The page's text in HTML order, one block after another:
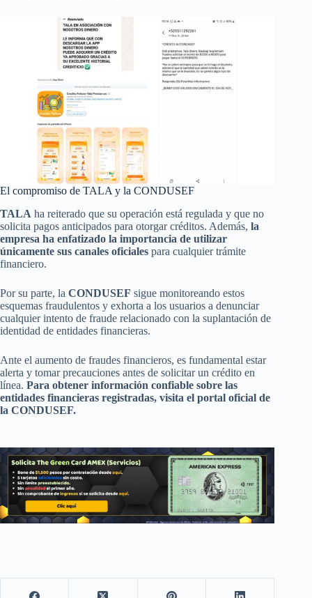
El compromiso de TALA y la CONDUSEF
TALA ha reiterado que su operación está regulada y que no
solicita pagos anticipados para otorgar créditos. Además, la
empresa ha enfatizado la importancia de utilizar
únicamente sus canales oficiales para cualquier trámite
financiero.
Por su parte, la CONDUSEF sigue monitoreando estos
esquemas fraudulentos y exhorta a los usuarios a denunciar
cualquier intento de fraude relacionado con la suplantación de
identidad de entidades financieras.
Ante el aumento de fraudes financieros, es fundamental estar
alerta y tomar precauciones antes de solicitar un crédito en
línea. Para obtener información confiable sobre las
entidades financieras registradas, visita el portal oficial de
la CONDUSEF.